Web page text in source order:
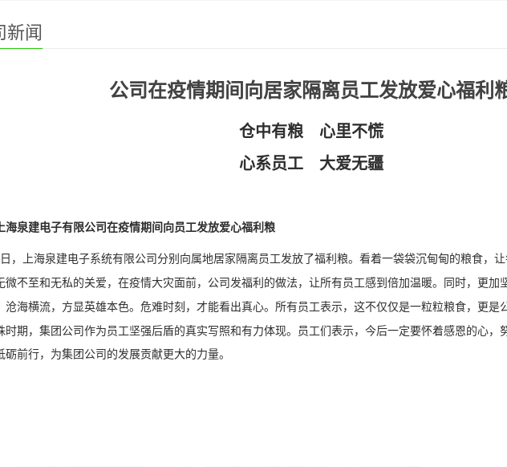
新闻
公司在疫情期间向居家隔离员工发放爱心福利
仓中有粮
心里不慌
心系员工
大爱无疆
泉建电子有限公司在疫情期间向员工发放爱心福利粮
日，上海泉建电子系统有限公司分别向属地居家隔离员工发放了福利粮。 看着一袋袋沉甸甸的粮食，
微不至和无私的关爱，在疫情大灾面前， 公司发福利的做法， 让所有员工感到倍加温暖。同时，更加
沧海横流，方显英雄本色。危难时刻，才能看出真心。所有员工表示，这不仅仅是一粒粒粮食，更是
时期，集团公司作为员工坚强后盾的真实写照和有力体现。员工们表示，今后一定要怀着感恩的心，
砺前行，为集团公司的发展贡献更大的力量。